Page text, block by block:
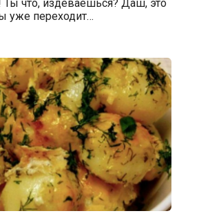
Ты что, издеваешься? Даш, это
уже переходит…